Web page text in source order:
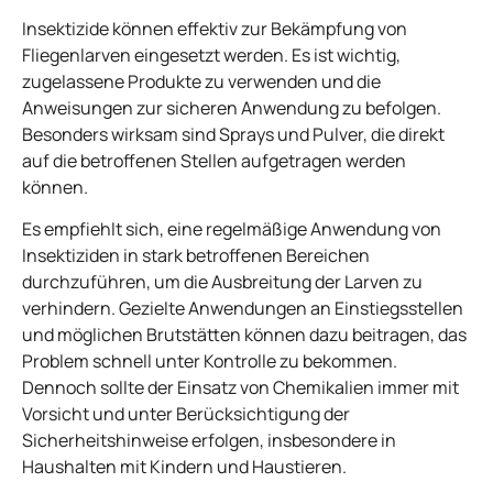
Insektizide können effektiv zur Bekämpfung von
Fliegenlarven eingesetzt werden. Es ist wichtig,
zugelassene Produkte zu verwenden und die
Anweisungen zur sicheren Anwendung zu befolgen.
Besonders wirksam sind Sprays und Pulver, die direkt
auf die betroffenen Stellen aufgetragen werden
können.
Es empfiehlt sich, eine regelmäßige Anwendung von
Insektiziden in stark betroffenen Bereichen
durchzuführen, um die Ausbreitung der Larven zu
verhindern. Gezielte Anwendungen an Einstiegsstellen
und möglichen Brutstätten können dazu beitragen, das
Problem schnell unter Kontrolle zu bekommen.
Dennoch sollte der Einsatz von Chemikalien immer mit
Vorsicht und unter Berücksichtigung der
Sicherheitshinweise erfolgen, insbesondere in
Haushalten mit Kindern und Haustieren.